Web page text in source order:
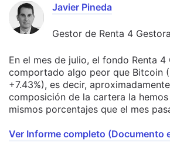
Javier Pineda
Gestor de Renta 4 Gestora
En el mes de julio, el fondo Renta 4
comportado algo peor que Bitcoin
+7.43%), es decir,
composición de la cartera la
mismos porcentajes que el mes
Ver Informe completo (Documento